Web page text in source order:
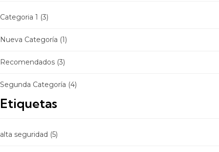
Categoria 1 (3)
Nueva Categoría (1)
Recomendados (3)
Segunda Categoría (4)
Etiquetas
alta seguridad (5)